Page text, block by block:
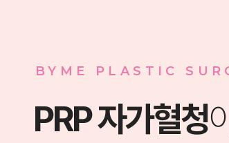
BYME PLASTIC
PRP 자가혈청